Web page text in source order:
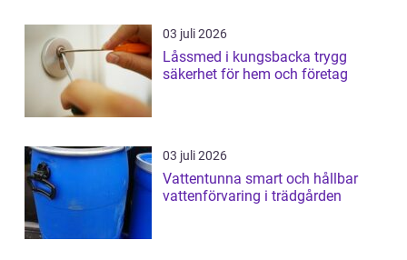
03 juli 2026
Låssmed i kungsbacka trygg
säkerhet för hem och företag
03 juli 2026
Vattentunna smart och hållbar
vattenförvaring i trädgården